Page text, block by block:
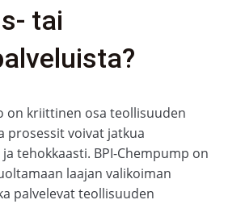
tai
on kriittinen osa teollisuuden
prosessit voivat jatkua
tehokkaasti. BPI-Chempump on
laajan valikoiman
palvelevat teollisuuden